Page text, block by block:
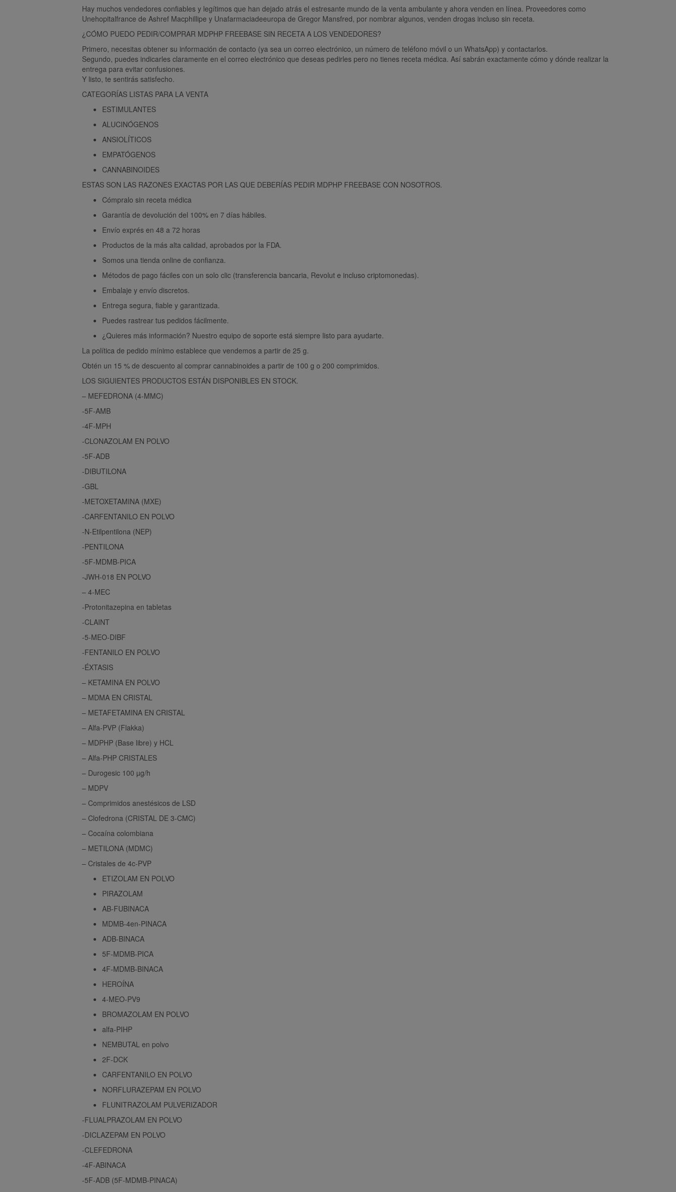
Hay muchos vendedores confiables y legítimos que han dejado atrás el estresante mundo de la venta ambulante y ahora venden en línea. Proveedores como
Unehopitalfrance de Ashref Macphillipe y Unafarmaciadeeuropa de Gregor Mansfred, por nombrar algunos, venden drogas incluso sin receta.
¿CÓMO PUEDO PEDIR/COMPRAR MDPHP FREEBASE SIN RECETA A LOS VENDEDORES?
Primero, necesitas obtener su información de contacto (ya sea un correo electrónico, un número de teléfono móvil o un WhatsApp) y contactarlos.
Segundo, puedes indicarles claramente en el correo electrónico que deseas pedirles pero no tienes receta médica. Así sabrán exactamente cómo y dónde realizar la
entrega para evitar confusiones.
Y listo, te sentirás satisfecho.
CATEGORÍAS LISTAS PARA LA VENTA
ESTIMULANTES
ALUCINÓGENOS
ANSIOLÍTICOS
EMPATÓGENOS
CANNABINOIDES
ESTAS SON LAS RAZONES EXACTAS POR LAS QUE DEBERÍAS PEDIR MDPHP FREEBASE CON NOSOTROS.
Cómpralo sin receta médica
Garantía de devolución del 100% en 7 días hábiles.
Envío exprés en 48 a 72 horas
Productos de la más alta calidad, aprobados por la FDA.
Somos una tienda online de confianza.
Métodos de pago fáciles con un solo clic (transferencia bancaria, Revolut e incluso criptomonedas).
Embalaje y envío discretos.
Entrega segura, fiable y garantizada.
Puedes rastrear tus pedidos fácilmente.
¿Quieres más información? Nuestro equipo de soporte está siempre listo para ayudarte.
La política de pedido mínimo establece que vendemos a partir de 25 g.
Obtén un 15 % de descuento al comprar cannabinoides a partir de 100 g o 200 comprimidos.
LOS SIGUIENTES PRODUCTOS ESTÁN DISPONIBLES EN STOCK.
– MEFEDRONA (4-MMC)
-5F-AMB
-4F-MPH
-CLONAZOLAM EN POLVO
-5F-ADB
-DIBUTILONA
-GBL
-METOXETAMINA (MXE)
-CARFENTANILO EN POLVO
-N-Etilpentilona (NEP)
-PENTILONA
-5F-MDMB-PICA
-JWH-018 EN POLVO
– 4-MEC
-Protonitazepina en tabletas
-CLAINT
-5-MEO-DIBF
-FENTANILO EN POLVO
-ÉXTASIS
– KETAMINA EN POLVO
– MDMA EN CRISTAL
– METAFETAMINA EN CRISTAL
– Alfa-PVP (Flakka)
– MDPHP (Base libre) y HCL
– Alfa-PHP CRISTALES
– Durogesic 100 µg/h
– MDPV
– Comprimidos anestésicos de LSD
– Clofedrona (CRISTAL DE 3-CMC)
– Cocaína colombiana
– METILONA (MDMC)
– Cristales de 4c-PVP
ETIZOLAM EN POLVO
PIRAZOLAM
AB-FUBINACA
MDMB-4en-PINACA
ADB-BINACA
5F-MDMB-PICA
4F-MDMB-BINACA
HEROÍNA
4-MEO-PV9
BROMAZOLAM EN POLVO
alfa-PIHP
NEMBUTAL en polvo
2F-DCK
CARFENTANILO EN POLVO
NORFLURAZEPAM EN POLVO
FLUNITRAZOLAM PULVERIZADOR
-FLUALPRAZOLAM EN POLVO
-DICLAZEPAM EN POLVO
-CLEFEDRONA
-4F-ABINACA
-5F-ADB (5F-MDMB-PINACA)